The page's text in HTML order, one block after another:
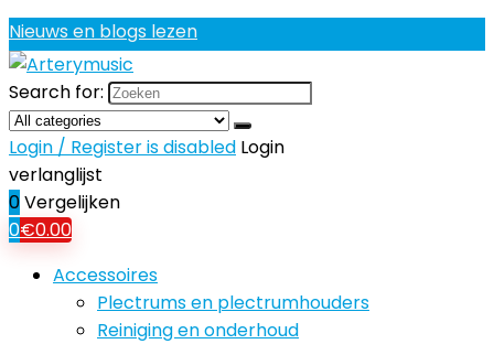
Nieuws en blogs lezen
Search for:
Login / Register is disabled Login
verlanglijst
0Vergelijken
0€0.00
Accessoires
Plectrums en plectrumhouders
Reiniging en onderhoud